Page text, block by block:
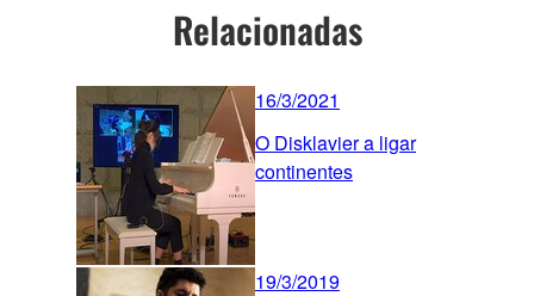
Relacionadas
16/3/2021
O Disklavier a ligar
continentes
19/3/2019